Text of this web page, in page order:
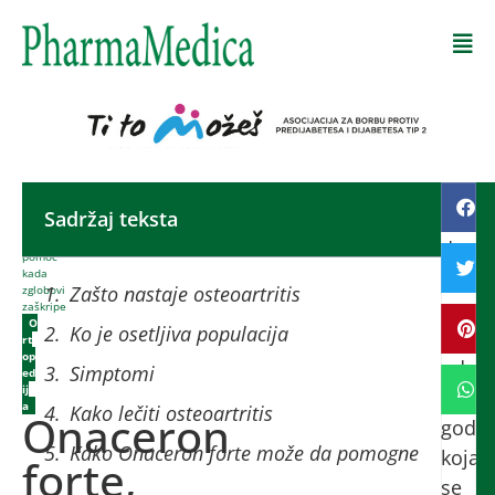
Onaceron
pomoć
kada
zglobovi
zaškripe
O
rt
op
ed
ij
aOnaceron
forte,
Sadržaj teksta
Zašto nastaje osteoartritis
Ko je osetljiva populacija
Simptomi
Kako lečiti osteoartritis
Kako Onaceron forte može da pomogne
da
nema
od
30
koja
se